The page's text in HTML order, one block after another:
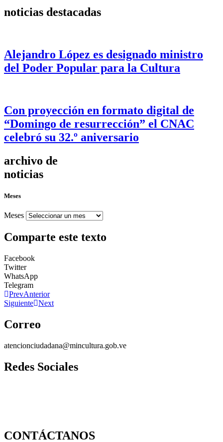
noticias destacadas
Alejandro López es designado ministro
del Poder Popular para la Cultura
Con proyección en formato digital de
“Domingo de resurrección” el CNAC
celebró su 32.º aniversario
archivo de
noticias
Meses
Meses
Comparte este texto
Facebook
Twitter
WhatsApp
Telegram
PrevAnterior
Siguiente Next
Correo
atencionciudadana@mincultura.gob.ve
Redes Sociales
CONTÁCTANOS